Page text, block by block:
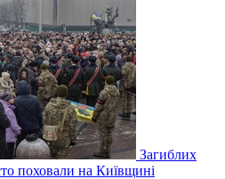
Загиблих
поховали на Київщині